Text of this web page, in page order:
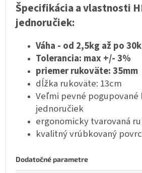
Špecifikácia a vlastnosti
jednoručiek:
Váha - od 2,5kg až po
Tolerancia: max +/- 3%
priemer rukoväte: 35mm
dĺžka rukoväte: 13cm
Veľmi pevné pogupované
jednoručiek
ergonomicky tvarovaná
kvalitný vrúbkovaný
Dodatočné parametre